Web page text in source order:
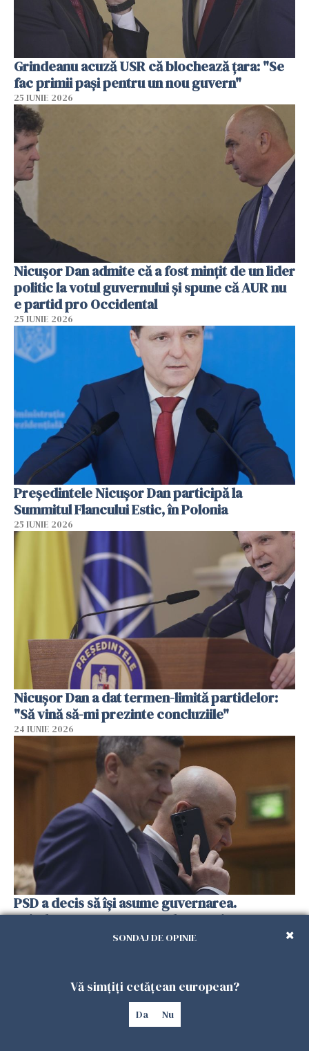
Grindeanu acuză USR că blochează țara: "Se
fac primii pași pentru un nou guvern"
25 IUNIE 2026
Nicușor Dan admite că a fost mințit de un lider
politic la votul guvernului și spune că AUR nu
e partid pro Occidental
25 IUNIE 2026
Preşedintele Nicuşor Dan participă la
Summitul Flancului Estic, în Polonia
25 IUNIE 2026
Nicușor Dan a dat termen-limită partidelor:
"Să vină să-mi prezinte concluziile"
24 IUNIE 2026
PSD a decis să îşi asume guvernarea.
Grindeanu e propunerea de premier
SONDAJ DE OPINIE
Vă simțiți cetățean european?
Da Nu